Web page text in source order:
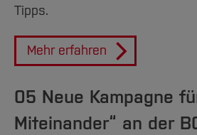
Tipps.
Mehr erfahren
05 Neue Kampagne
Miteinander“ an der